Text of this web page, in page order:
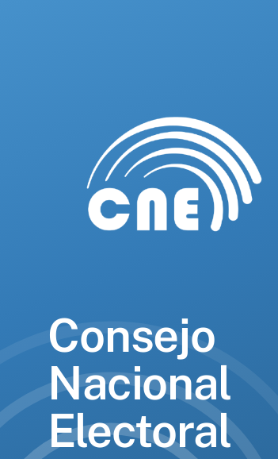
Consejo
Nacional
Electoral